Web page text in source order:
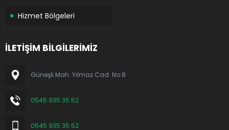
Hizmet Bölgeleri
İLETİŞİM BİLGİLERİMİZ
Güneşli Mah. Yılmaz Cad. No:8
0545 935 35 52
0545 935 35 52